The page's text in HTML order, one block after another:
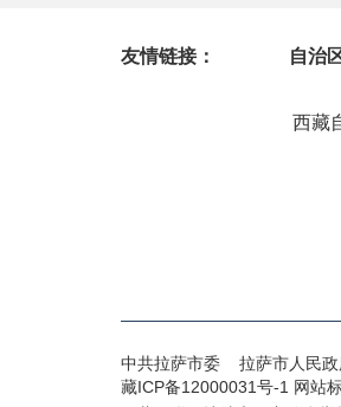
友情链接： 自治
西藏
中共拉萨市委 拉萨市人民
藏ICP备12000031号-1 网站